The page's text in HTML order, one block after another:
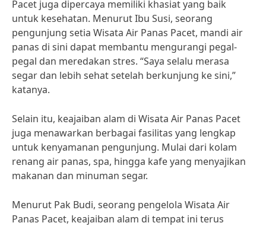
Pacet juga dipercaya memiliki khasiat yang baik
untuk kesehatan. Menurut Ibu Susi, seorang
pengunjung setia Wisata Air Panas Pacet, mandi air
panas di sini dapat membantu mengurangi pegal-
pegal dan meredakan stres. “Saya selalu merasa
segar dan lebih sehat setelah berkunjung ke sini,”
katanya.
Selain itu, keajaiban alam di Wisata Air Panas Pacet
juga menawarkan berbagai fasilitas yang lengkap
untuk kenyamanan pengunjung. Mulai dari kolam
renang air panas, spa, hingga kafe yang menyajikan
makanan dan minuman segar.
Menurut Pak Budi, seorang pengelola Wisata Air
Panas Pacet, keajaiban alam di tempat ini terus